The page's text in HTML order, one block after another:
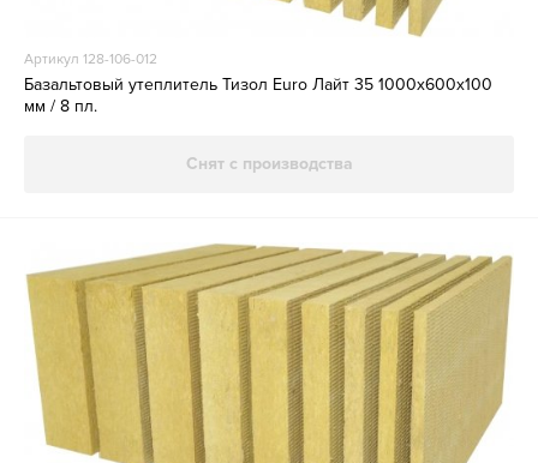
Артикул 128-106-012
Базальтовый утеплитель Тизол Euro Лайт 35 1000х600х100
мм / 8 пл.
Снят с производства